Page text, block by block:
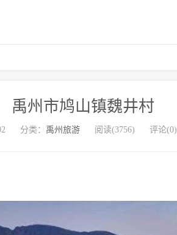
禹州市鸠山镇魏井村
分类： 禹州旅游 阅读(3756) 评论(0)